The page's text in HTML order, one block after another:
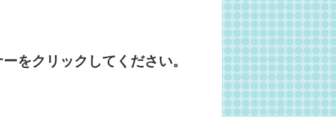
をクリックしてください。